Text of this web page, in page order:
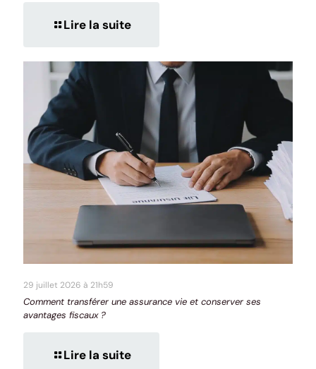
Lire la suite
29 juillet 2026 à 21h59
Comment transférer une assurance vie et conserver ses
avantages fiscaux ?
Lire la suite